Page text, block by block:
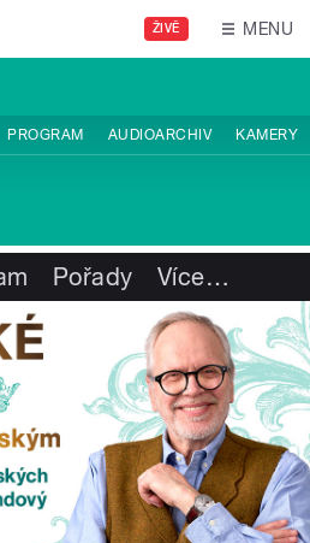
ŽIVĚ MENU
PROGRAM AUDIOARCHIV KAMERY
Pořady Více…